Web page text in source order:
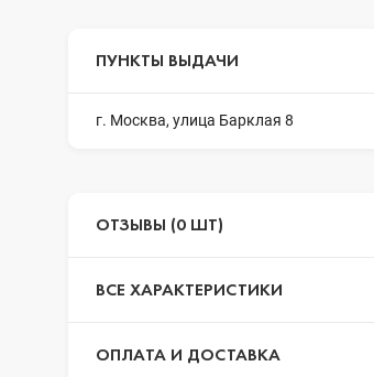
ПУНКТЫ ВЫДАЧИ
г. Москва, улица Барклая 8
ОТЗЫВЫ (0 ШТ)
ВСЕ ХАРАКТЕРИСТИКИ
ОПЛАТА И ДОСТАВКА